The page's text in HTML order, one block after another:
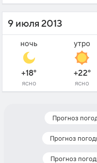
9 июля 2013
ночь
+18°
ясно
утро
+22°
ясно
Прогноз
Прогноз
Прогноз